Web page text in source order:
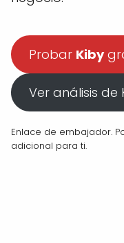
Probar Kiby
Ver análisis de
Enlace de embajador.
adicional para ti.